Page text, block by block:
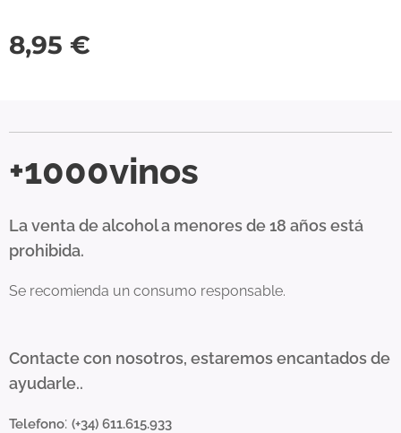
8,95 €
+1000vinos
La venta de alcohol a menores de 18 años está
prohibida.
Se recomienda un consumo responsable.
Contacte con nosotros, estaremos encantados de
ayudarle..
Telefono: (+34) 611.615.933